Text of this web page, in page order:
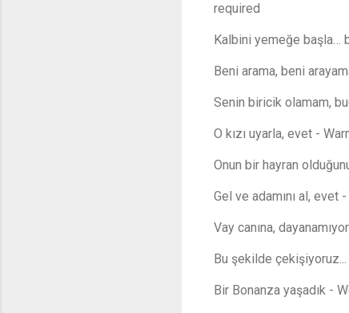
required
Kalbini yemeğe başla…
Beni arama, beni
Senin biricik olamam,
O kızı uyarla, evet -
Onun bir hayran
Gel ve adamını al, evet
Vay canına,
Bu şekilde
Bir Bonanza yaşadık -